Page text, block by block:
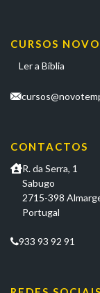
CURSOS
Ler a Bíblia
CONTACTOS
R. da Serra, 1
Sabugo
2715-398
Portugal
933 93 92 91